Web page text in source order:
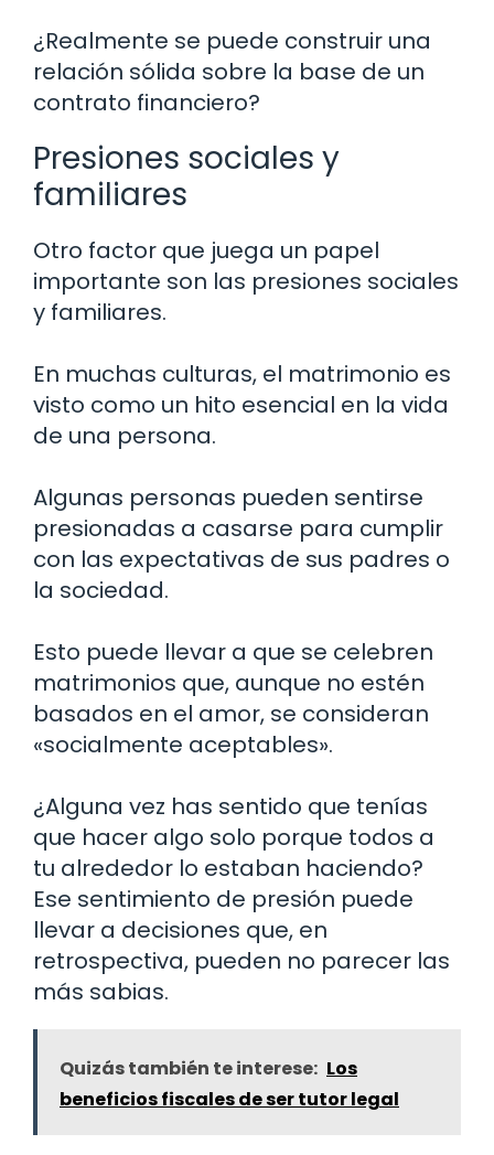
¿Realmente se puede construir una
relación sólida sobre la base de un
contrato financiero?
Presiones sociales y
familiares
Otro factor que juega un papel
importante son las presiones sociales
y familiares.
En muchas culturas, el matrimonio es
visto como un hito esencial en la vida
de una persona.
Algunas personas pueden sentirse
presionadas a casarse para cumplir
con las expectativas de sus padres o
la sociedad.
Esto puede llevar a que se celebren
matrimonios que, aunque no estén
basados en el amor, se consideran
«socialmente aceptables».
¿Alguna vez has sentido que tenías
que hacer algo solo porque todos a
tu alrededor lo estaban haciendo?
Ese sentimiento de presión puede
llevar a decisiones que, en
retrospectiva, pueden no parecer las
más sabias.
Quizás también te interese: Los
beneficios fiscales de ser tutor legal